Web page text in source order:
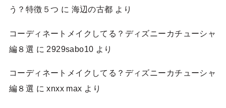
う？特徴５つ に 海辺の古都 より
コーディネートメイクしてる？ディズニーカチューシャ
編８選 に 2929sabo10 より
コーディネートメイクしてる？ディズニーカチューシャ
編８選 にxnxx max より